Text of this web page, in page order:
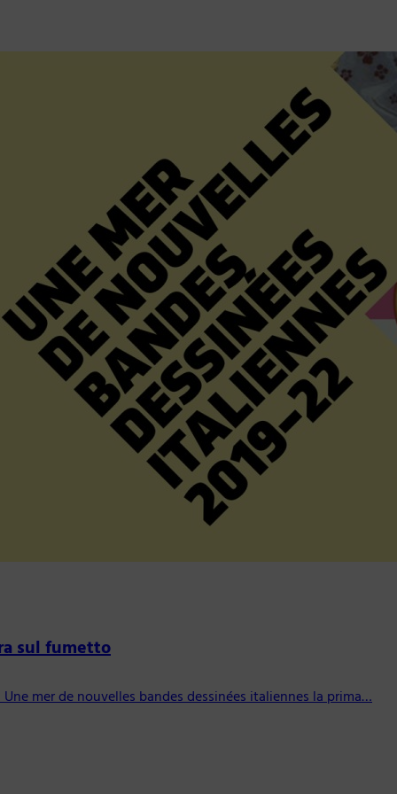
sul fumetto
mer de nouvelles bandes dessinées italiennes la prima…